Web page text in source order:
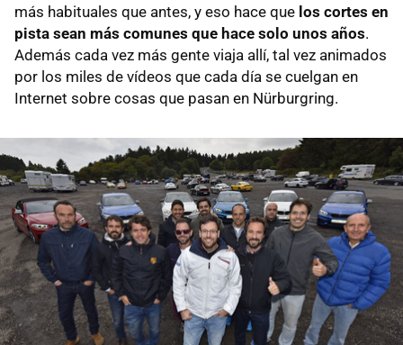
más habituales que antes, y eso hace que los cortes en
pista sean más comunes que hace solo unos años.
Además cada vez más gente viaja allí, tal vez animados
por los miles de vídeos que cada día se cuelgan en
Internet sobre cosas que pasan en Nürburgring.